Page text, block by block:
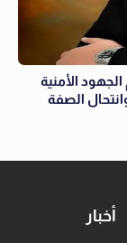
الأمنية
الصفة
أخبار